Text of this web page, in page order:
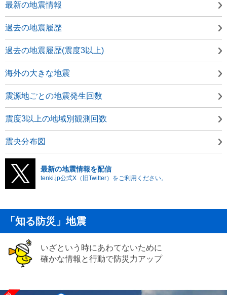
最新の地震情報
過去の地震履歴
過去の地震履歴(震度3以上)
海外の大きな地震
震源地ごとの地震発生回数
震度3以上の地域別観測回数
震央分布図
最新の地震情報を配信
tenki.jp公式X（旧Twitter）をご利用ください。
「知る防災」地震
いざという時にあわてないために
確かな情報と行動で防災力アップ